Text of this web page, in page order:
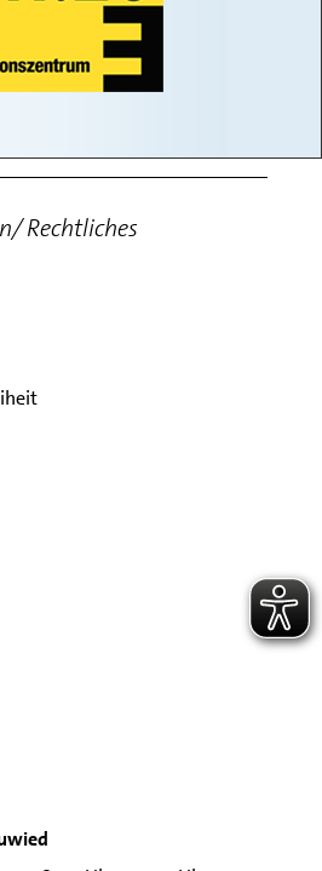
Rechtliches